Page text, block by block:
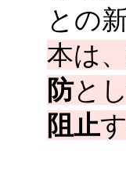
との
本は、
防と
阻止